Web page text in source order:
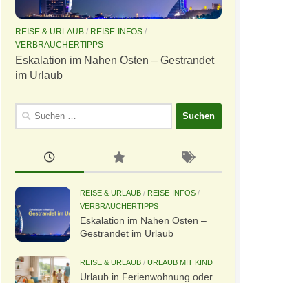
REISE & URLAUB / REISE-INFOS /
VERBRAUCHERTIPPS
Eskalation im Nahen Osten – Gestrandet
im Urlaub
Suchen
REISE & URLAUB / REISE-INFOS /
VERBRAUCHERTIPPS
Eskalation im Nahen Osten –
Gestrandet im Urlaub
REISE & URLAUB / URLAUB MIT KIND
Urlaub in Ferienwohnung oder